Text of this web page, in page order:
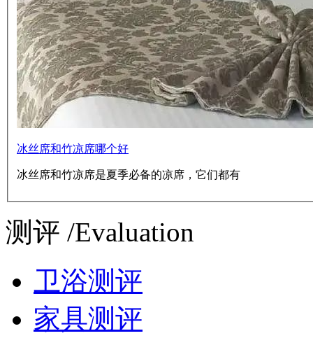
冰丝席和竹凉席哪个好
冰丝席和竹凉席是夏季必备的凉席，它们都有
测评 /Evaluation
卫浴测评
家具测评